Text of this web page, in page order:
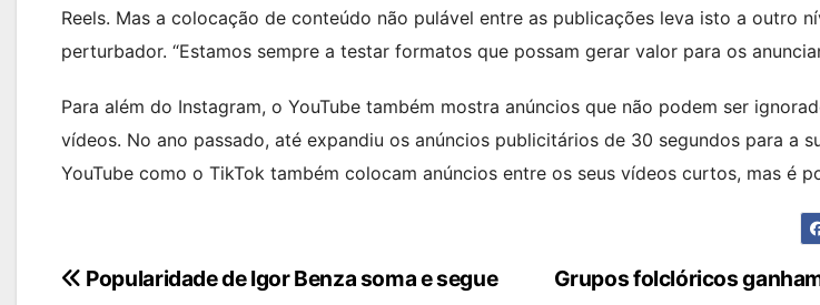
Reels. Mas a colocação de conteúdo não pulável entre as publicações leva isto a outro
perturbador. “Estamos sempre a testar formatos que possam gerar valor para os
Para além do Instagram, o YouTube também mostra anúncios que não podem ser
vídeos. No ano passado, até expandiu os anúncios publicitários de 30 segundos para a
YouTube como o TikTok também colocam anúncios entre os seus vídeos curtos, mas é
Navegação
Grupos folclóricos
Popularidade de Igor Benza soma e segue